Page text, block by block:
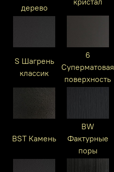
дерево
S Шагрень
классик
6
Суперматовая
поверхность
BST Камень
BW
Фактурные
поры